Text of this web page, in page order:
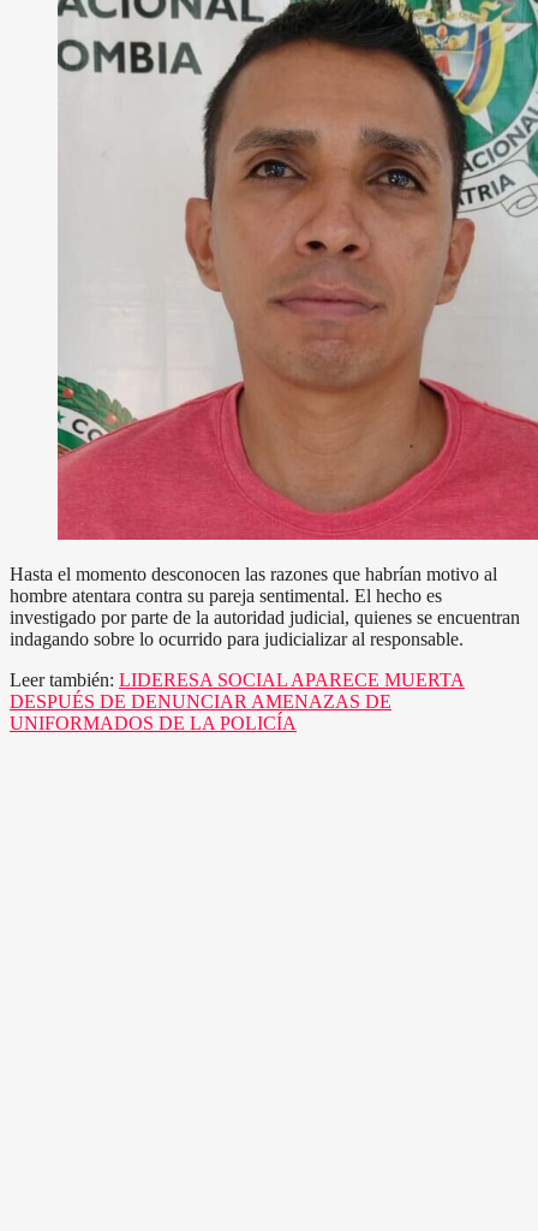
Hasta el momento desconocen las razones que habrían motivo al
hombre atentara contra su pareja sentimental. El hecho es
investigado por parte de la autoridad judicial, quienes se encuentran
indagando sobre lo ocurrido para judicializar al responsable.
Leer también: LIDERESA SOCIAL APARECE MUERTA
DESPUÉS DE DENUNCIAR AMENAZAS DE
UNIFORMADOS DE LA POLICÍA